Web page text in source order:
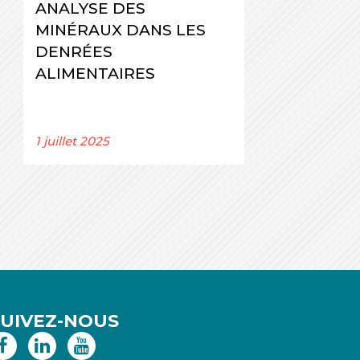
ANALYSE DES
MINÉRAUX DANS LES
DENRÉES
ALIMENTAIRES
1 juillet 2025
NOUS